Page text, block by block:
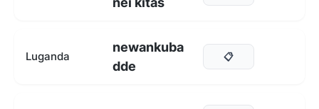
Luganda
newankuba
dde
📋